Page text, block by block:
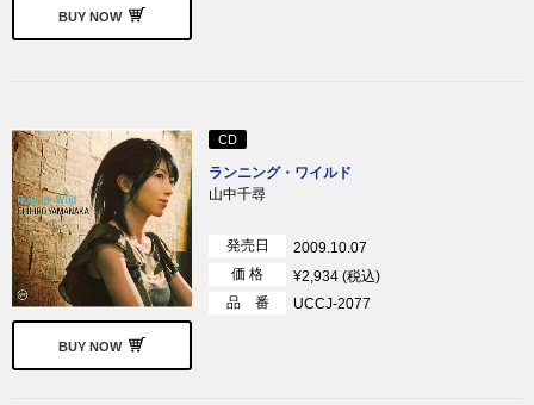
BUY NOW
BUY NOW
CD
ランニング・ワイルド
山中千尋
発売日
2009.10.07
価 格
¥2,934 (税込)
品 番
UCCJ-2077